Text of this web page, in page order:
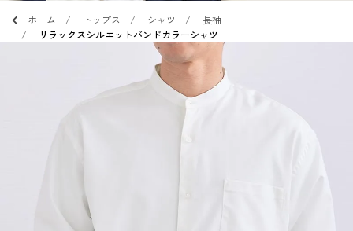
ホーム トップス シャツ
長袖
リラックスシルエットバンドカラーシャツ